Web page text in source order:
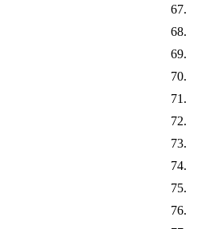
67.
68.
69.
70.
71.
72.
73.
74.
75.
76.